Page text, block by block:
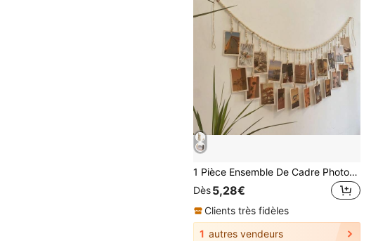
1 Pièce Ensemble De Cadre Photo De Style Bohème Avec Étagère D'affichage, 22 Clips Et Guirlande Florale, Pour La Décoration De Dortoir, De Salle De Classe Et De Chambre
Dès5,28€
Clients très fidèles
1 autres vendeurs